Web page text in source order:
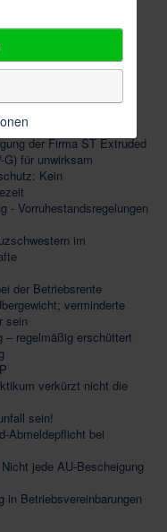
bei Erkrankung
des 58.
der Firma ST Extruded
für unwirksam
Kein
- Vorruhestandsregelungen
im
der Betriebsrente
verminderte
sein
– regelmäßig erschüttert
verkürzt nicht die
sein!
Abmeldepflicht bei
jede AU-Bescheigung
in Betriebsvereinbarungen